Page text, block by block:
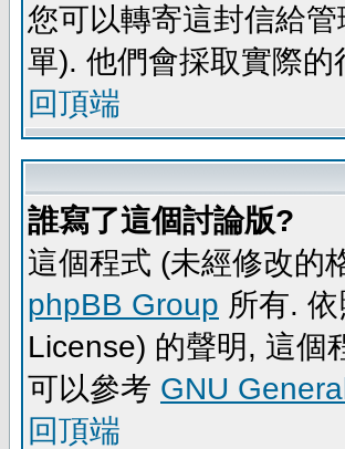
您可以轉寄這封信給
單). 他們會採取實際的
回頂端
誰寫了這個討論版?
這個程式 (未經修改的
phpBB Group 所有.
License) 的聲明, 這個
可以參考 GNU
回頂端